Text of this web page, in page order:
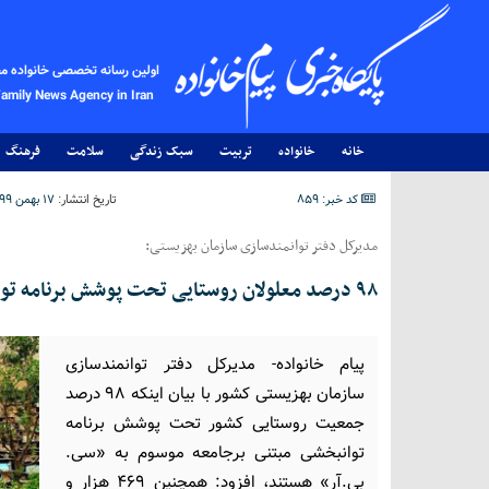
اولین رسانه تخصصی خانواده
News Agency in Iran
خانه خانواده تربیت سبک زندگی سلامت فرهنگ
کد خبر: 859 تاریخ انتشار:۱۷ بهمن ۱۳۹۹ - ۰۰:۴۹
مدیرکل دفتر توانمندسازی سازمان بهزیستی:
۹۸ درصد معلولان روستایی تحت پوشش برنامه توانبخشی مبتنی برجامعه‌ هستند
پیام خانواده- مدیرکل دفتر توانمندسازی
سازمان بهزیستی کشور با بیان اینکه ۹۸ درصد
جمعیت روستایی کشور تحت پوشش برنامه
توانبخشی مبتنی برجامعه موسوم به «سی.
بی.آر» هستند، افزود: همچنین ۴۶۹ هزار و